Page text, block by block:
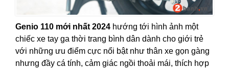
Genio 110 mới nhất 2024 hướng tới hình ảnh một
chiếc xe tay ga thời trang bình dân dành cho giới trẻ
với những ưu điểm cực nổi bật như thân xe gọn gàng
nhưng đầy cá tính, cảm giác ngồi thoải mái, thích hợp